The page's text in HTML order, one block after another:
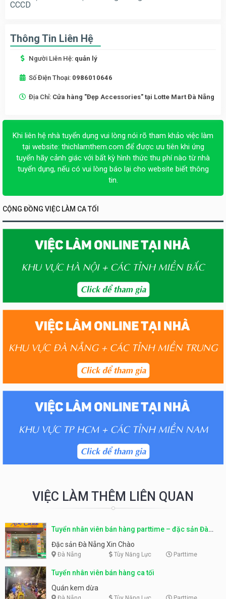
CCCD
Thông Tin Liên Hệ
Người Liên Hệ: quản lý
Số Điện Thoại: 0986010646
Địa Chỉ: Cửa hàng "Đẹp Accessories" tại Lotte Mart Đà Nẵng
Khi liên hệ nhà tuyển dụng vui lòng nói rõ tham khảo việc làm
tại website: thichlamthem.com để được ưu tiên khi ứng
tuyển hãy cảnh giác với bất kỳ hình thức thu phí nào từ nhà
tuyển dụng, nếu có vui lòng báo lại cho website biết thông
tin.
CỘNG ĐỒNG VIỆC LÀM CA TỐI
VIỆC LÀM THÊM LIÊN QUAN
Tuyển nhân viên bán hàng parttime – đặc sản Đà
Nẵng
Đặc sản Đà Nẵng Xin Chào
Đà Nẵng Tùy Năng Lực Parttime
Tuyển nhân viên bán hàng ca tối
Quán kem dừa